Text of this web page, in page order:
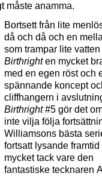
måste anamma.
Bortsett från lite
då och då och en
som trampar lite vatten
Birthrighten mycket
med en egen röst och
spännande koncept
cliffhangern i
Birthright#5 gör det
inte vilja följa
Williamsons bästa
fortsatt lysande framtid
mycket tack vare den
fantastiske tecknaren